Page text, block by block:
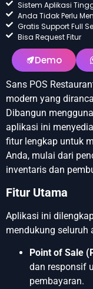
Sistem Aplikasi
Anda Tidak Perlu
Gratis Support Full
Bisa Request Fitur
Demo
Sans POS
modern yang
Dibangun
aplikasi ini
fitur lengkap untuk
Anda, mulai dari
inventaris dan
Fitur Utama
Aplikasi ini
mendukung seluruh
Point of Sale
dan responsif
pembayaran.